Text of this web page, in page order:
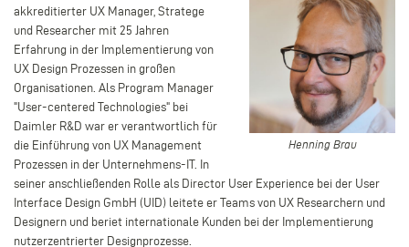
HenningHenning Brau
akkreditierter UX Manager, Stratege
und Researcher mit 25 Jahren
Erfahrung in der Implementierung von
UX Design Prozessen in großen
Organisationen. Als Program Manager
"User-centered Technologies" bei
Daimler R&D war er verantwortlich für
die Einführung von UX Management
Prozessen in der Unternehmens-IT. In
seiner anschließenden Rolle als Director User Experience bei der User
Interface Design GmbH (UID) leitete er Teams von UX Researchern und
Designern und beriet internationale Kunden bei der Implementierung
nutzerzentrierter Designprozesse.